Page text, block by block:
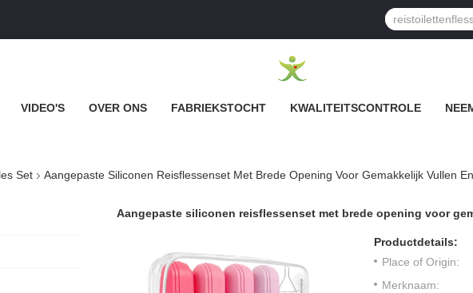
VIDEO'S OVER ONS FABRIEKSTOCHT KWALITEITSCONTROLE
Set Aangepaste Siliconen Reisflessenset Met Brede Opening Voor Gemakkelijk Vullen
Aangepaste siliconen reisflessenset met brede opening voor
Productdetails:
Place of Origin:
Merknaam: